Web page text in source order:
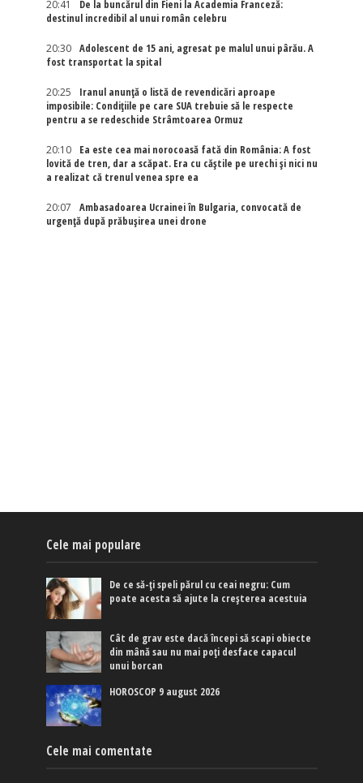
20:41
De la buncărul din Fieni la Academia Franceză:
destinul incredibil al unui român celebru
20:30
Adolescent de 15 ani, agresat pe malul unui pârău. A
fost transportat la spital
20:25
Iranul anunță o listă de revendicări aproape
imposibile: Condițiile pe care SUA trebuie să le respecte
pentru a se redeschide Strâmtoarea Ormuz
20:10
Ea este cea mai norocoasă fată din România: A fost
lovită de tren, dar a scăpat. Era cu căștile pe urechi și nici nu
a realizat că trenul venea spre ea
20:07
Ambasadoarea Ucrainei în Bulgaria, convocată de
urgență după prăbușirea unei drone
Cele mai populare
De ce să-ți speli părul cu ceai negru: Cum
poate acesta să ajute la creșterea acestuia
Cât de grav este dacă începi să scapi obiecte
din mână sau nu mai poți desface capacul
unui borcan
HOROSCOP 9 august 2026
Cele mai comentate